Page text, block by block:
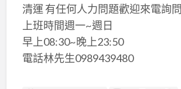
清運 有任何人力問題歡迎來電詢問
上班時間週一~週日
早上08:30~晚上23:50
電話林先生0989439480